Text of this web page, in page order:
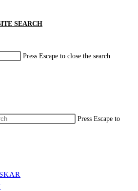
SEARCH
Press Escape to close the search
Press Escape to